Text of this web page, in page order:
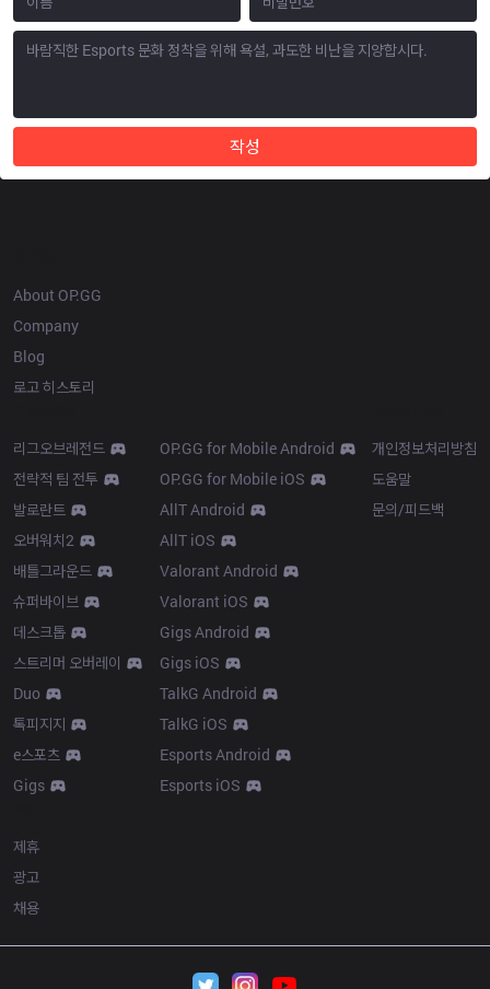
작성
About OP.GG
Company
Blog
로고 히스토리
리그오브레전드
전략적 팀 전투
발로란트
오버워치2
배틀그라운드
슈퍼바이브
데스크톱
스트리머 오버레이
Duo
톡피지지
e스포츠
Gigs
OP.GG for Mobile Android
OP.GG for Mobile iOS
AllT Android
AllT iOS
Valorant Android
Valorant iOS
Gigs Android
Gigs iOS
TalkG Android
TalkG iOS
Esports Android
Esports iOS
개인정보처리방침
도움말
문의/피드백
제휴
광고
채용